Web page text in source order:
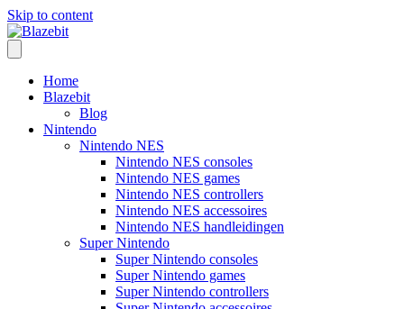
Skip to content
Home
Blazebit
Blog
Nintendo
Nintendo NES
Nintendo NES consoles
Nintendo NES games
Nintendo NES controllers
Nintendo NES accessoires
Nintendo NES handleidingen
Super Nintendo
Super Nintendo consoles
Super Nintendo games
Super Nintendo controllers